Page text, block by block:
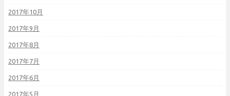
2017年10月
2017年9月
2017年8月
2017年7月
2017年6月
2017年5月